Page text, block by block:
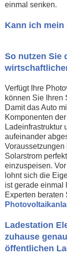
einmal senken.
Kann ich
So nutzen Sie
Verfügt Ihre
können Sie Ihren
Damit das Auto
Komponenten
Ladeinfrastruktur
aufeinander
Solarstrom
einzuspeisen.
lohnt sich die
ist gerade einmal
Experten
Ladestation
zuhause
öffentlichen